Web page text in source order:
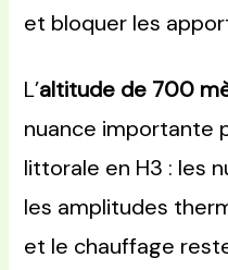
et bloquer les
L’altitude de 700
nuance importante
littorale en H3 : les
les amplitudes
et le chauffage